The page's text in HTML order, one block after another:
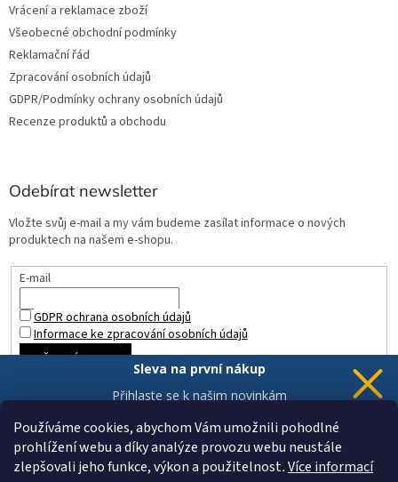
Používáme cookies, abychom Vám umožnili pohodlné
prohlížení webu a díky analýze provozu webu neustále
zlepšovali jeho funkce, výkon a použitelnost.Více informací
Vrácení a reklamace zboží
Všeobecné obchodní podmínky
Reklamační řád
Zpracování osobních údajů
GDPR/Podmínky ochrany osobních údajů
Recenze produktů a obchodu
Odebírat newsletter
Vložte svůj e-mail a my vám budeme zasílat informace o nových
produktech na našem e-shopu.
E-mail
GDPR ochrana osobních údajů
Informace ke zpracování osobních údajů
PŘIHLÁSIT SE
Sleva na první nákup
Přihlaste se k našim novinkám
Chci novinky a slevu